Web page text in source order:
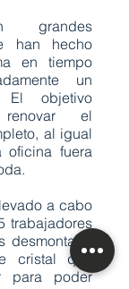
grandes
han hecho
en tiempo
un
objetivo
el
al igual
fuera
a cabo
trabajadores
desmontado
cristal que
para poder